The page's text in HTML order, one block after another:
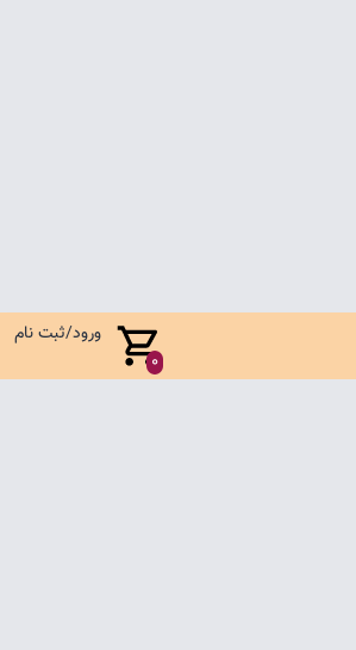
0
ورود/ثبت نام